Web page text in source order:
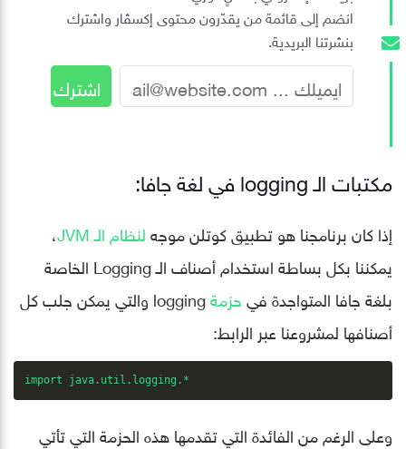
انضم إلى قائمة من يقدّرون محتوى إكسڤار واشترك
بنشرتنا البريدية.
مكتبات الـ logging في لغة جافا:
إذا كان برنامجنا هو تطبيق كوتلن موجهلنظام الـ JVM
،
يمكننا بكل بساطة استخدام أصناف الـ Logging الخاصة
بلغة جافا المتواجدة فيحزمة
logging والتي يمكن جلب كل
أصنافها لمشروعنا عبر الرابط:
import java.util.logging.*
وعلى الرغم من الفائدة التي تقدمها هذه الحزمة التي تأتي